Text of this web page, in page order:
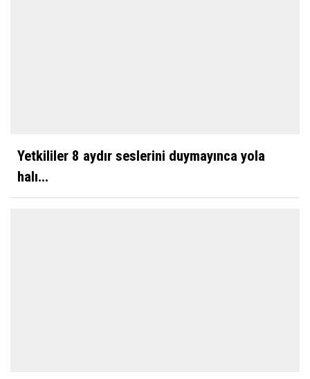
Yetkililer 8 aydır seslerini duymayınca yola
halı...